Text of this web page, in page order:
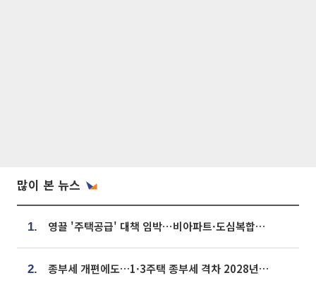
많이 본 뉴스
1. 영끌 '주택공급' 대책 임박⋯비아파트·도심복합까지 총동원
2. 종부세 개편에도…1·3주택 종부세 격차 2028년부터 확대